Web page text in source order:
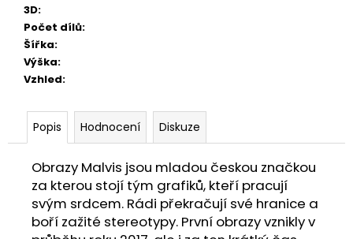
3D:
Počet dílů:
Šířka:
Výška:
Vzhled:
Popis Hodnocení Diskuze
Obrazy Malvis jsou mladou českou značkou
za kterou stojí tým grafiků, kteří pracují
svým srdcem. Rádi překračují své hranice a
boří zažité stereotypy. První obrazy vznikly v